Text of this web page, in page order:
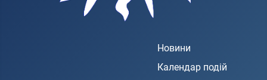
Новини
Календар подій